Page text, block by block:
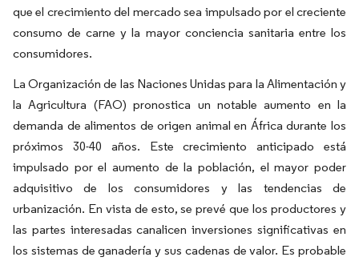
que el crecimiento del mercado sea impulsado por el creciente
consumo de carne y la mayor conciencia sanitaria entre los
consumidores.
La Organización de las Naciones Unidas para la Alimentación y
la Agricultura (FAO) pronostica un notable aumento en la
demanda de alimentos de origen animal en África durante los
próximos 30-40 años. Este crecimiento anticipado está
impulsado por el aumento de la población, el mayor poder
adquisitivo de los consumidores y las tendencias de
urbanización. En vista de esto, se prevé que los productores y
las partes interesadas canalicen inversiones significativas en
los sistemas de ganadería y sus cadenas de valor. Es probable